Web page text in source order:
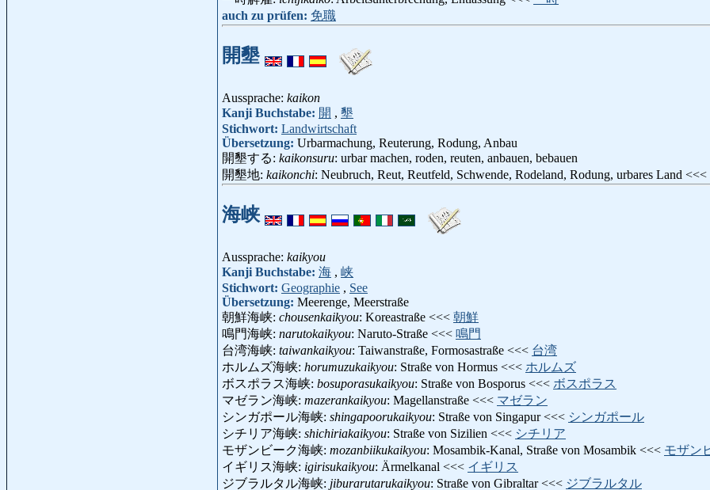
auch zu prüfen: 免職
開墾
Aussprache: kaikon
Kanji Buchstabe: 開 , 墾
Stichwort: Landwirtschaft
Übersetzung: Urbarmachung, Reuterung, Rodung, Anbau
開墾する: kaikonsuru: urbar machen, roden, reuten, anbauen, bebauen
開墾地: kaikonchi: Neubruch, Reut, Reutfeld, Schwende, Rodeland, Rodung, urbares Land <<<
海峡
Aussprache: kaikyou
Kanji Buchstabe: 海 , 峡
Stichwort: Geographie , See
Übersetzung: Meerenge, Meerstraße
朝鮮海峡: chousenkaikyou: Koreastraße <<< 朝鮮
鳴門海峡: narutokaikyou: Naruto-Straße <<< 鳴門
台湾海峡: taiwankaikyou: Taiwanstraße, Formosastraße <<< 台湾
ホルムズ海峡: horumuzukaikyou: Straße von Hormus <<< ホルムズ
ボスポラス海峡: bosuporasukaikyou: Straße von Bosporus <<< ボスポラス
マゼラン海峡: mazerankaikyou: Magellanstraße <<< マゼラン
シンガポール海峡: shingapoorukaikyou: Straße von Singapur <<< シンガポール
シチリア海峡: shichiriakaikyou: Straße von Sizilien <<< シチリア
モザンビーク海峡: mozanbiikukaikyou: Mosambik-Kanal, Straße von Mosambik <<< モザン
イギリス海峡: igirisukaikyou: Ärmelkanal <<< イギリス
ジブラルタル海峡: jiburarutarukaikyou: Straße von Gibraltar <<< ジブラルタル